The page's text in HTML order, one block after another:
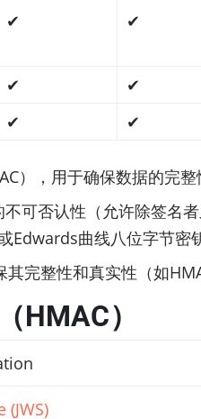
✔
✔
✔ ✔
✔ ✔
），用于确保数据的完
可否认性（允许除签名
Edwards曲线八位字节密
完整性和真实性（如
HMAC）
(JWS)